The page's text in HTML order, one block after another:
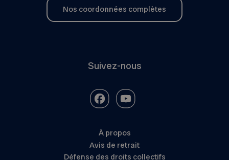
Nos coordonnées complètes
Suivez-nous
À propos
Avis de retrait
Défense des droits collectifs